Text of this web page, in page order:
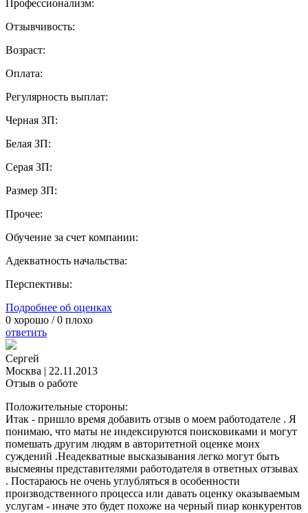
Профессионализм:
Отзывчивость:
Возраст:
Оплата:
Регулярность выплат:
Черная ЗП:
Белая ЗП:
Серая ЗП:
Размер ЗП:
Прочее:
Обучение за счет компании:
Адекватность начальства:
Перспективы:
Подробнее об оценках
0 хорошо /0 плохо
ответить
Сергей
Москва | 22.11.2013
Отзыв о работе
Положительные стороны:
Итак - пришло время добавить отзыв о моем работодателе . Я
понимаю, что маты не индексируются поисковиками и могут
помешать другим людям в авторитетной оценке моих
суждений .Неадекватные высказывания легко могут быть
высмеяны представителями работодателя в ответных отзывах
. Постараюсь не очень углубляться в особенности
производственного процесса или давать оценку оказываемым
услугам - иначе это будет похоже на черный пиар конкурентов